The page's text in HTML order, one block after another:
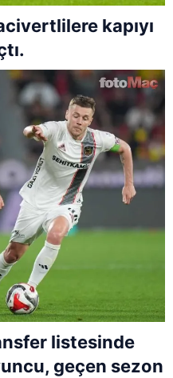
kapıyı
listesinde
geçen sezon